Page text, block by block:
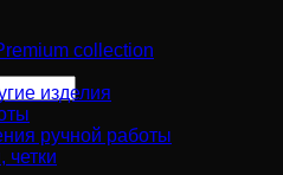
collection
изделия
ручной работы
четки